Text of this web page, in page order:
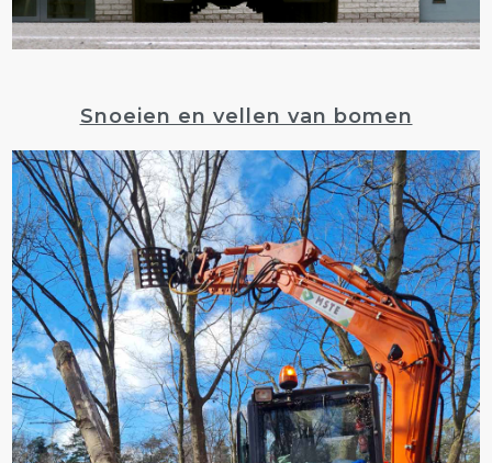
Snoeien en vellen van bomen